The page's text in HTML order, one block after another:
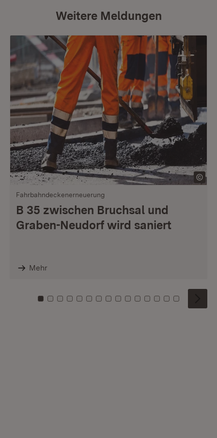
Weitere Meldungen
Fahrbahndeckenerneuerung
B 35 zwischen Bruchsal und
Graben-Neudorf wird saniert
Mehr
Zu Kachel: 0
Zu Kachel: 1
Zu Kachel: 2
Zu Kachel: 3
Zu Kachel: 4
Zu Kachel: 5
Zu Kachel: 6
Zu Kachel: 7
Zu Kachel: 8
Zu Kachel: 9
Zu Kachel: 10
Zu Kachel: 11
Zu Kachel: 12
Zu Kachel:
Zu